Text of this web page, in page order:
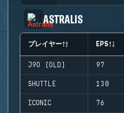
ASTRALIS
プレイヤー EPS
J9O (OLD) 97
SHUTTLE 130
ICONIC 76